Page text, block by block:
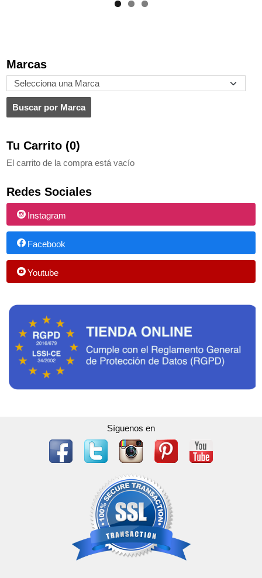
Marcas
Tu Carrito (0)
El carrito de la compra está vacío
Redes Sociales
Instagram
Facebook
Youtube
Síguenos en